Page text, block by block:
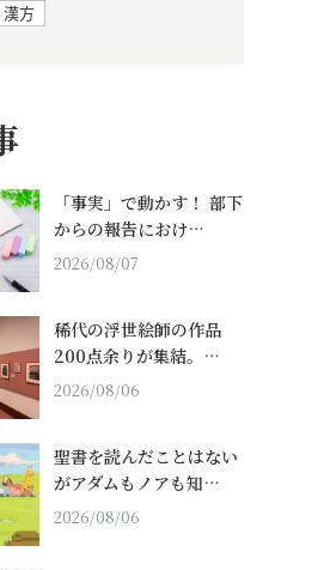
漢方
「事実」で動かす！ 部下
からの報告におけ…
2026/08/07
稀代の浮世絵師の作品
200点余りが集結。…
2026/08/06
聖書を読んだことはない
がアダムもノアも知…
2026/08/06